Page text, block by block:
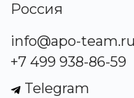
Россия
info@apo-team.ru
+7 499 938-86-59
Telegram